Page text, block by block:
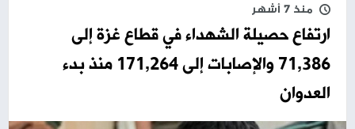
منذ 7 أشهر
ارتفاع حصيلة الشهداء في قطاع غزة إلى
71,386 والإصابات إلى 171,264 منذ بدء
العدوان